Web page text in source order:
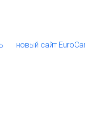
сайт EuroCars.su